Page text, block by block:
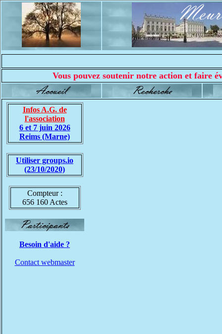
Vous pouvez soutenir notre action et faire
Infos A.G. de
l'association
6 et 7 juin 2026
Reims (Marne)
Utiliser groups.io
(23/10/2020)
Compteur :
656 160 Actes
Besoin d'aide ?
Contact webmaster